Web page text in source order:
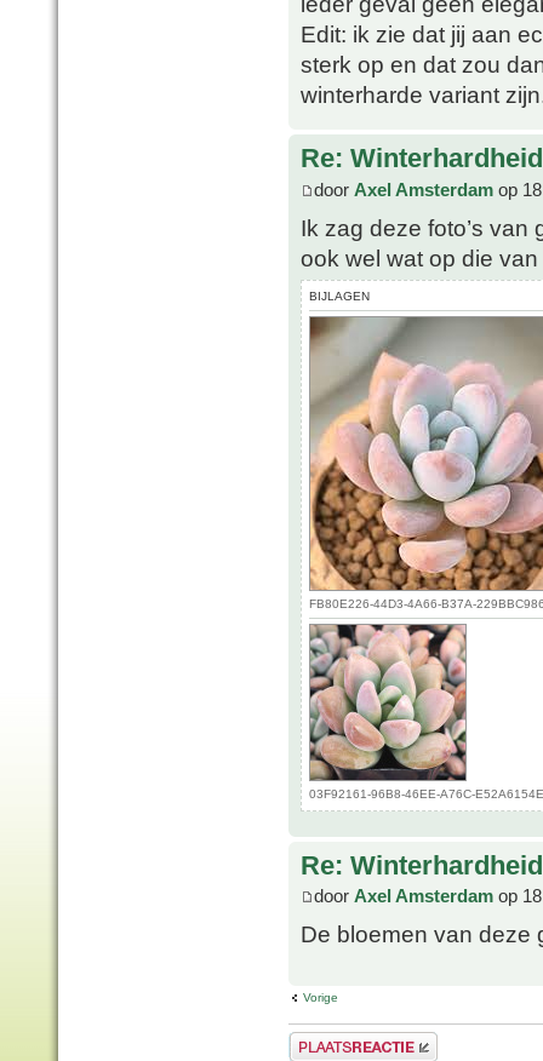
Edit: ik zie dat jij aan
sterk op en dat zou
winterharde variant
Re:
door Axel Amsterdam op
Ik zag deze foto’s van
ook wel wat op die van
BIJLAGEN
FB80E226-44D3-4A66-B37A-
03F92161-96B8-46EE-A76C-
Re:
door Axel Amsterdam op
De bloemen van deze
Vorige
Plaats een reactie